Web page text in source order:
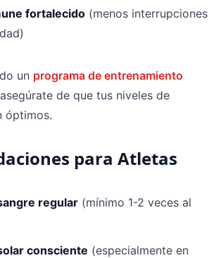
fortalecido (menos interrupciones
un programa de entrenamiento
de que tus niveles de
óptimos.
para Atletas
regular (mínimo 1-2 veces al
consciente (especialmente en